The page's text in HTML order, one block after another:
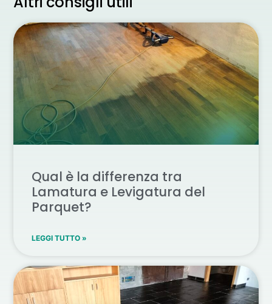
Qual è la differenza tra
Lamatura e Levigatura del
Parquet?
LEGGI TUTTO »